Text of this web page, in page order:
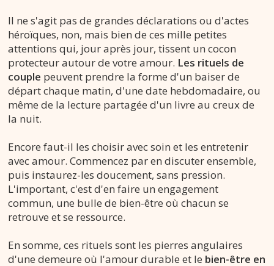
Il ne s'agit pas de grandes déclarations ou d'actes
héroïques, non, mais bien de ces mille petites
attentions qui, jour après jour, tissent un cocon
protecteur autour de votre amour. Les rituels de
couple peuvent prendre la forme d'un baiser de
départ chaque matin, d'une date hebdomadaire, ou
même de la lecture partagée d'un livre au creux de
la nuit.
Encore faut-il les choisir avec soin et les entretenir
avec amour. Commencez par en discuter ensemble,
puis instaurez-les doucement, sans pression.
L'important, c'est d'en faire un engagement
commun, une bulle de bien-être où chacun se
retrouve et se ressource.
En somme, ces rituels sont les pierres angulaires
d'une demeure où l'amour durable et le bien-être en